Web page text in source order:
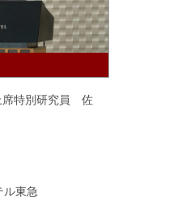
席特別研究員 佐
ル東急